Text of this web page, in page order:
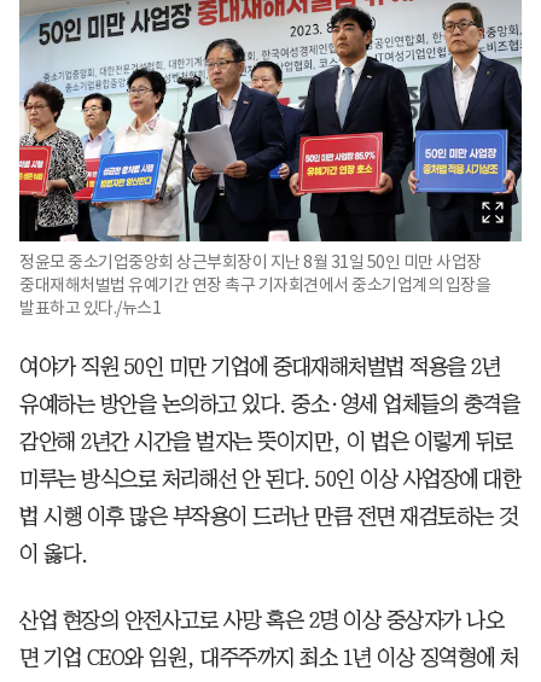
정윤모 중소기업중앙회 상근부회장이 지난 8월 31일 50인 미만 사업장
중대재해처벌법 유예기간 연장 촉구 기자회견에서 중소기업계의 입장을
발표하고 있다./뉴스1
여야가 직원 50인 미만 기업에 중대재해처벌법 적용을 2년
유예하는 방안을 논의하고 있다. 중소·영세 업체들의 충격을
감안해 2년간 시간을 벌자는 뜻이지만, 이 법은 이렇게 뒤로
미루는 방식으로 처리해선 안 된다. 50인 이상 사업장에 대한
법 시행 이후 많은 부작용이 드러난 만큼 전면 재검토하는 것
이 옳다.
산업 현장의 안전사고로 사망 혹은 2명 이상 중상자가 나오
면 기업 CEO와 임원, 대주주까지 최소 1년 이상 징역형에 처